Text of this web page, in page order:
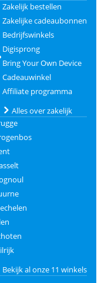
Zakelijk bestellen
Zakelijke cadeaubonnen
Bedrijfswinkels
Digisprong
Bring Your Own Device
Cadeauwinkel
Affiliate programma
Alles over zakelijk
Bekijk al onze 11 winkels